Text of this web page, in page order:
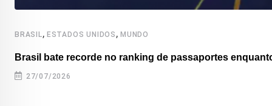
BRASIL, ESTADOS UNIDOS ,MUNDO
Brasil bate recorde no ranking de passaportes
27/07/2026